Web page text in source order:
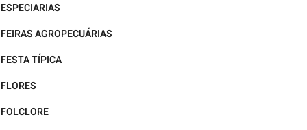
ESPECIARIAS
FEIRAS AGROPECUÁRIAS
FESTA TÍPICA
FLORES
FOLCLORE